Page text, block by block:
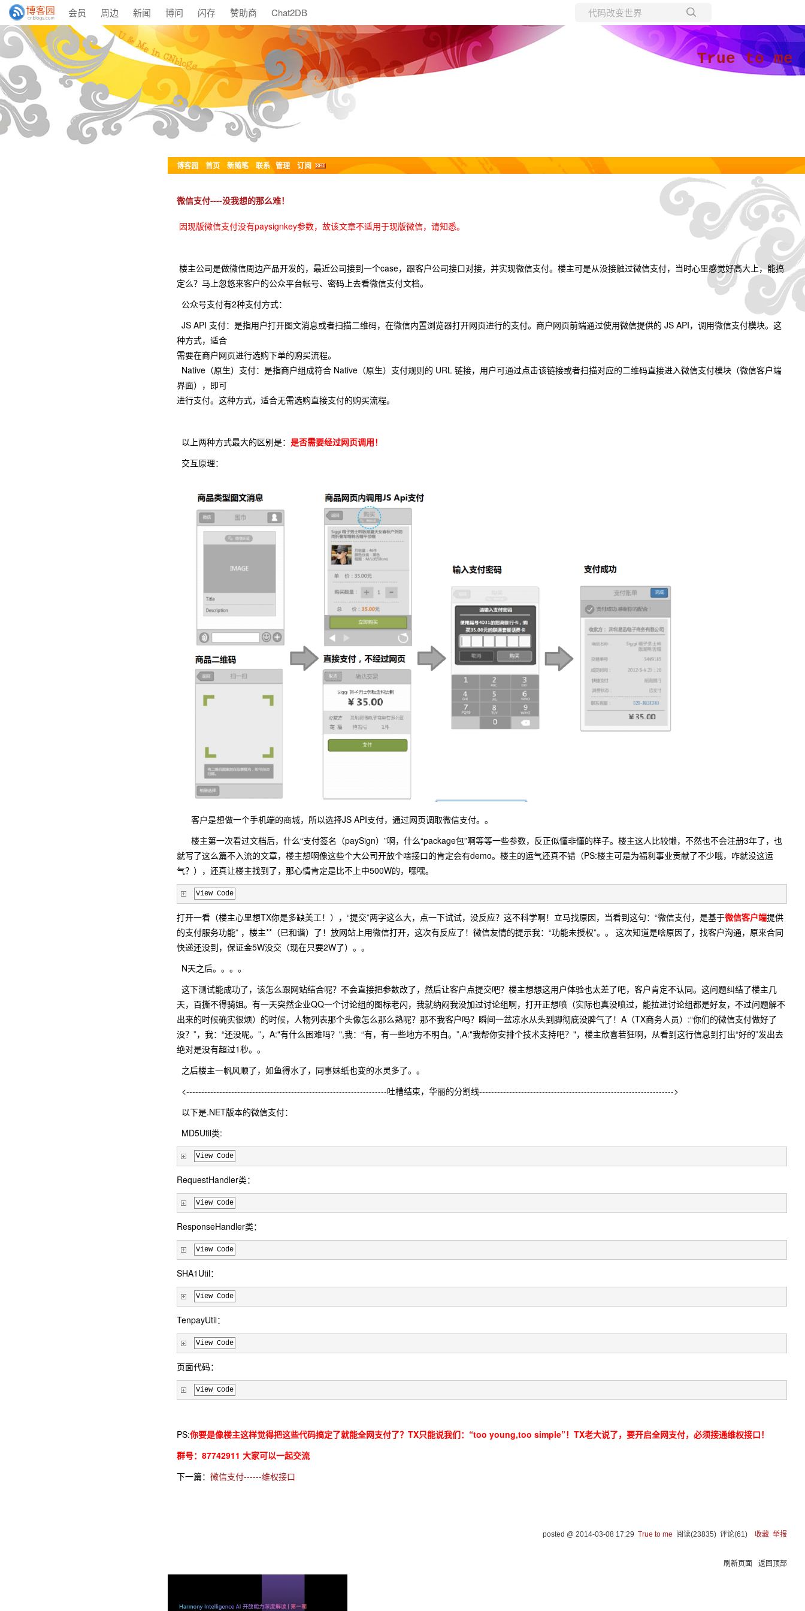
会员 周边 新闻 博问 闪存 赞助商 Chat2DB
所有博客
当前博客True to me
博客园 首页 新随笔 联系 管理 订阅
微信支付----没我想的那么难！
因现版微信支付没有paysignkey参数，故该文章不适用于现版微信，请知悉。
楼主公司是做微信周边产品开发的，最近公司接到一个case，跟客户公司接口对接，并实现微信支付。 楼主可是从没接触过微信支付，当时心里感觉好高大上，能搞
定么？马上忽悠来客户的公众平台帐号、密码上去看微信支付文档。
公众号支付有2种支付方式：
JS API 支付：是指用户打开图文消息或者扫描二维码，在微信内置浏览器打开网页进行的支付。商户网页前端通过使用微信提供的 JS API，调用微信支付模块。这
种方式，适合
需要在商户网页进行选购下单的购买流程。
Native（原生）支付：是指商户组成符合 Native（原生）支付规则的 URL 链接，用户可通过点击该链接或者扫描对应的二维码直接进入微信支付模块（微信客户端
界面），即可
进行支付。这种方式，适合无需选购直接支付的购买流程。
以上两种方式最大的区别是： 是否需要经过网页调用！
交互原理：
客户是想做一个手机端的商城，所以选择JS API支付，通过网页调取微信支付。。
楼主第一次看过文档后，什么“支付签名（paySign）”啊，什么“package包”啊等等一些参数，反正似懂非懂的样子。楼主这人比较懒，不然也不会注册3年了，也
就写了这么篇不入流的文章，楼主想啊像这些个大公司开放个啥接口的肯定会有demo。楼主的运气还真不错（PS:楼主可是为福利事业贡献了不少哦，咋就没这运
气？），还真让楼主找到了，那心情肯定是比不上中500W的，嘿嘿。
View Code
打开一看（楼主心里想TX你是多缺美工！），“提交”两字这么大，点一下试试，没反应？这不科学啊！立马找原因，当看到这句：“微信支付，是基于微信客户端提供
的支付服务功能” ，楼主**（已和谐）了！放网站上用微信打开，这次有反应了！微信友情的提示我：“功能未授权”。。 这次知道是啥原因了，找客户沟通，原来合同
快递还没到，保证金5W没交（现在只要2W了）。。
N天之后。。。。
这下测试能成功了，该怎么跟网站结合呢？不会直接把参数改了，然后让客户点提交吧？楼主想想这用户体验也太差了吧，客户肯定不认同。这问题纠结了楼主几
天，百撕不得骑姐。有一天突然企业QQ一个讨论组的图标老闪，我就纳闷我没加过讨论组啊，打开正想喷（实际也真没喷过，能拉进讨论组都是好友，不过问题解不
出来的时候确实很烦）的时候，人物列表那个头像怎么那么熟呢？那不我客户吗？瞬间一盆凉水从头到脚彻底没脾气了！A（TX商务人员）:“你们的微信支付做好了
没？”，我：“还没呢。”，A:"有什么困难吗？",我：“有，有一些地方不明白。”,A:"我帮你安排个技术支持吧？"，楼主欣喜若狂啊，从看到这行信息到打出“好的”发出去
绝对是没有超过1秒。。
之后楼主一帆风顺了，如鱼得水了，同事妹纸也变的水灵多了。。
<-------------------------------------------------------------------吐槽结束，华丽的分割线----------------------------------------------------------------->
以下是.NET版本的微信支付：
MD5Util类:
View Code
RequestHandler类：
View Code
ResponseHandler类：
View Code
SHA1Util：
View Code
TenpayUtil：
View Code
页面代码：
View Code
PS:你要是像楼主这样觉得把这些代码搞定了就能全网支付了？TX只能说我们：“too young,too simple”！TX老大说了，要开启全网支付，必须接通维权接口！
群号：87742911 大家可以一起交流
下一篇： 微信支付------维权接口
posted @ 2014-03-08 17:29 True to me 阅读(23835) 评论(61) 收藏 举报
刷新页面 返回顶部